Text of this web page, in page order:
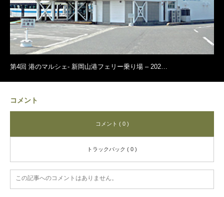
第4回 港のマルシェ- 新岡山港フェリー乗り場 – 202…
コメント
コメント ( 0 )
トラックバック ( 0 )
この記事へのコメントはありません。